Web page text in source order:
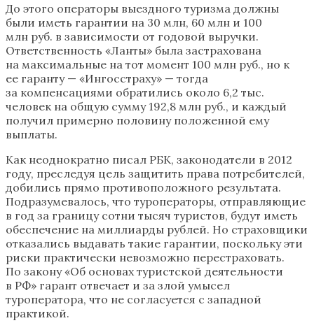
До этого операторы выездного туризма должны
были иметь гарантии на 30 млн, 60 млн и 100
млн руб. в зависимости от годовой выручки.
Ответственность «Ланты» была застрахована
на максимальные на тот момент 100 млн руб., но к
ее гаранту — «Ингосстраху» — тогда
за компенсациями обратились около 6,2 тыс.
человек на общую сумму 192,8 млн руб., и каждый
получил примерно половину положенной ему
выплаты.
Как неоднократно писал РБК, законодатели в 2012
году, преследуя цель защитить права потребителей,
добились прямо противоположного результата.
Подразумевалось, что туроператоры, отправляющие
в год за границу сотни тысяч туристов, будут иметь
обеспечение на миллиарды рублей. Но страховщики
отказались выдавать такие гарантии, поскольку эти
риски практически невозможно перестраховать.
По закону «Об основах туристской деятельности
в РФ» гарант отвечает и за злой умысел
туроператора, что не согласуется с западной
практикой.